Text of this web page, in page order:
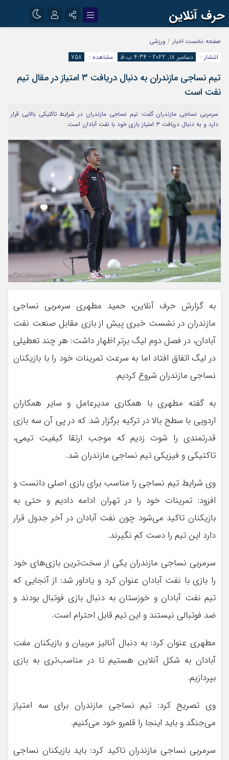
حرف آنلاین
اینستاگرام
آپارات
رمز عبور
مرا به خاطر بسپار
صفحه نخست اخبار / ورزشی
انتشار :
دسامبر 18, 2022 - 4:34 ب.ظ مشاهده : 758
تیم نساجی مازندران به دنبال دریافت ۳ امتیاز در مقال تیم
نفت است
سرمربی نساجی مازندران گفت: تیم نساجی مازندران در شرایط تاکتیکی بالایی قرار
دارد و به دنبال دریافت ۳ امتیاز بازی خود با نفت آبادان است.
به گزارش حرف آنلاین، حمید مطهری سرمربی نساجی
مازندران در نشست خبری پیش از بازی مقابل صنعت نفت
آبادان، در فصل دوم لیگ برتر اظهار داشت: هر چند تعطیلی
در لیگ اتفاق افتاد اما به سرعت تمرینات خود را با بازیکنان
نساجی مازندران شروع کردیم.
به گفته مطهری با همکاری مدیرعامل و سایر همکاران
اردویی با سطح بالا در ترکیه برگزار شد که در پی آن سه بازی
قدرتمندی را شوت زدیم که موجب ارتقا کیفیت تیمی،
تاکتیکی و فیزیکی تیم نساجی مازندران شد.
وی شرایط تیم نساجی را مناسب برای بازی اصلی دانست و
افزود: تمرینات خود را در تهران ادامه دادیم و حتی به
بازیکنان تاکید می‌شود چون نفت آبادان در آخر جدول قرار
دارد این تیم را دست کم نگیرند.
سرمربی نساجی مازندران یکی از سخت‌ترین بازی‌های خود
را بازی با نفت آبادان عنوان کرد و یاداور شد: از آنجایی که
تیم نفت آبادان و خوزستان به دنبال بازی فوتبال بودند و
ضد فوتبالی نیستند و این تیم قابل احترام است.
مطهری عنوان کرد: به دنبال آنالیز مربیان و بازیکنان مفت
آبادان به شکل آنلاین هستیم تا در مناسب‌تری به بازی
بپردازیم.
‌وی تصریح کرد: تیم نساجی مازندران برای سه امتیاز
می‌جنگد و باید اینجا را قلمرو خود می‌کنیم‌.
سرمربی نساجی مازندران تاکید کرد: باید بازیکنان نساجی